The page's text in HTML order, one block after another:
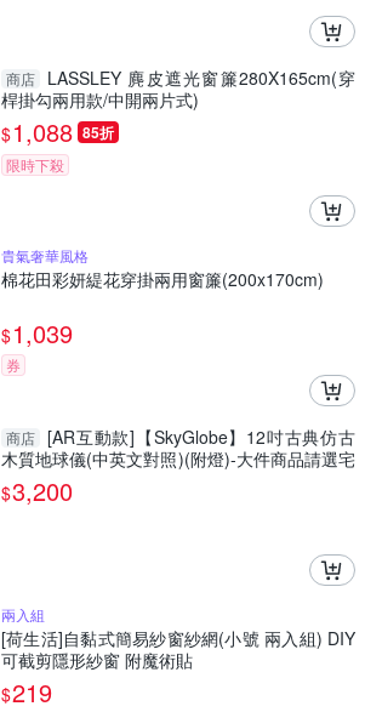
商店
LASSLEY 麂皮遮光窗簾280X165cm(穿
桿掛勾兩用款/中開兩片式)
$1,088 85折
限時下殺
貴氣奢華風格
棉花田彩妍緹花穿掛兩用窗簾(200x170cm)
$1,039
券
商店 [AR互動款]【SkyGlobe】12吋古典仿古
木質地球儀(中英文對照)(附燈)-大件商品請選宅
配運送
$3,200
兩入組
[荷生活]自黏式簡易紗窗紗網(小號 兩入組) DIY
可截剪隱形紗窗 附魔術貼
$219